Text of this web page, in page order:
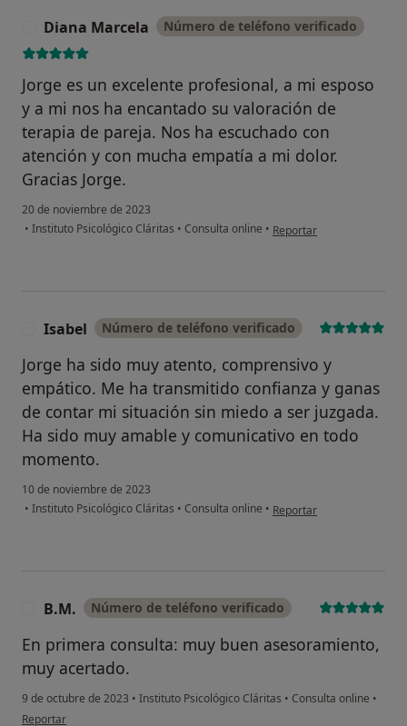
Diana Marcela Número de teléfono verificado
Jorge es un excelente profesional, a mi esposo
y a mi nos ha encantado su valoración de
terapia de pareja. Nos ha escuchado con
atención y con mucha empatía a mi dolor.
Gracias Jorge.
20 de noviembre de 2023
• Instituto Psicológico Cláritas • Consulta online • en opinión del usuario
Reportar
Isabel Número de teléfono verificado
Jorge ha sido muy atento, comprensivo y
empático. Me ha transmitido confianza y ganas
de contar mi situación sin miedo a ser juzgada.
Ha sido muy amable y comunicativo en todo
momento.
10 de noviembre de 2023
• Instituto Psicológico Cláritas • Consulta online • en opinión del usuario
Reportar
B.M. Número de teléfono verificado
En primera consulta: muy buen asesoramiento,
muy acertado.
9 de octubre de 2023 • Instituto Psicológico Cláritas • Consulta online •
en opinión del usuario B.M.
Reportar